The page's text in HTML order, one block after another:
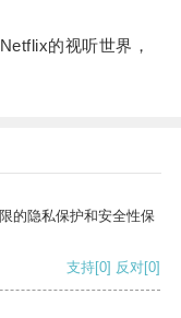
的视听世界，
的隐私保护和安全性保
支持[0] 反对[0]